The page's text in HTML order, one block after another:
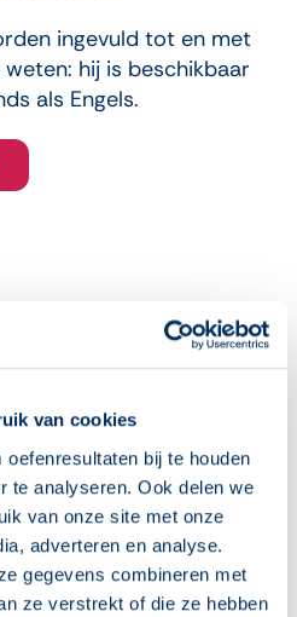
van cookies
bij te houden
te analyseren. Ook delen we
van onze site met onze
adverteren en analyse.
gegevens combineren met
ze verstrekt of die ze hebben
ingevuld tot en met
hij is beschikbaar
als Engels.